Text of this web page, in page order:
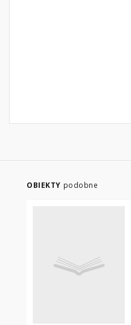
OBIEKTY podobne